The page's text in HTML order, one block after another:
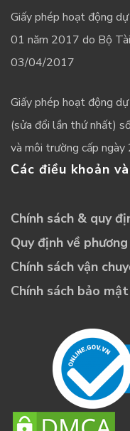
Giấy phép hoạt động
01 năm 2017 do Bộ
03/04/2017
Giấy phép hoạt động
(sửa đổi lần thứ nhất)
và môi trường cấp
Các điều khoản
Chính sách & quy
Quy định về
Chính sách vận
Chính sách bảo